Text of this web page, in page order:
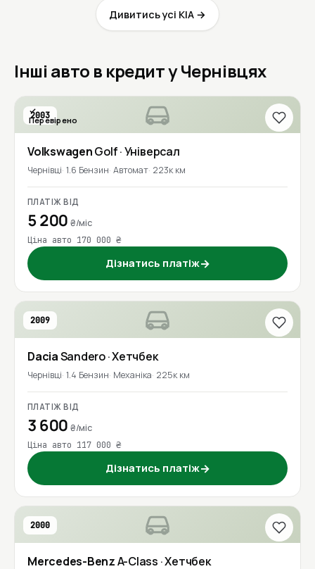
Дивитись усі KIA →
Інші авто в кредит у Чернівцях
2003
Перевірено
VolkswagenGolf· Універсал
Чернівці 1.6 Бензин Автомат 223к км
ПЛАТІЖ ВІД
5 200₴/міс
Ціна авто 170 000 ₴
Дізнатись платіж→
2009
DaciaSandero· Хетчбек
Чернівці 1.4 Бензин Механіка 225к км
ПЛАТІЖ ВІД
3 600₴/міс
Ціна авто 117 000 ₴
Дізнатись платіж→
2000
Mercedes-BenzA-Class · Хетчбек